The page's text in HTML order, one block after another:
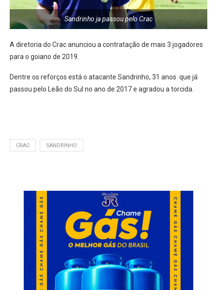
Sandrinho ja passou pelo Crac
A diretoria do Crac anunciou a contratação de mais 3 jogadores
para o goiano de 2019.
Dentre os reforços está o atacante Sandrinho, 31 anos que já
passou pelo Leão do Sul no ano de 2017 e agradou a torcida.
CRAC SANDRINHO